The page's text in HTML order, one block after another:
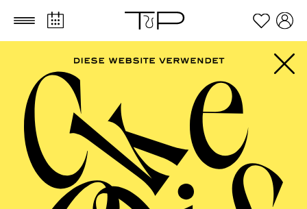
Zum Hauptinhalt springen Zum Footer springen
PHILHARMONIE